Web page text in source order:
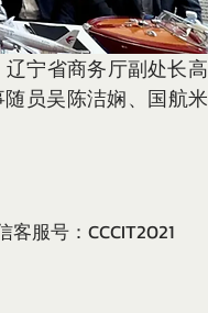
员吴陈洁娴、国航米
客服号：CCCIT2021